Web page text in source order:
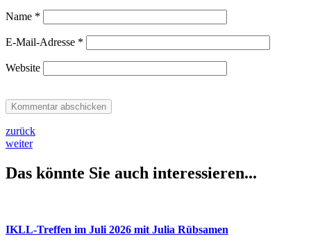
Name *
E-Mail-Adresse *
Website
zurück
weiter
Das könnte Sie auch interessieren...
IKLL-Treffen im Juli 2026 mit Julia Rübsamen